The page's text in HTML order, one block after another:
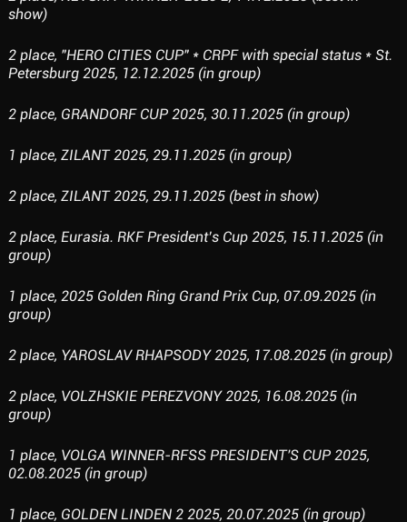
show)
2 place, "HERO CITIES CUP" * CRPF with special status * St.
Petersburg 2025, 12.12.2025 (in group)
2 place, GRANDORF CUP 2025, 30.11.2025 (in group)
1 place, ZILANT 2025, 29.11.2025 (in group)
2 place, ZILANT 2025, 29.11.2025 (best in show)
2 place, Eurasia. RKF President’s Cup 2025, 15.11.2025 (in
group)
1 place, 2025 Golden Ring Grand Prix Cup, 07.09.2025 (in
group)
2 place, YAROSLAV RHAPSODY 2025, 17.08.2025 (in group)
2 place, VOLZHSKIE PEREZVONY 2025, 16.08.2025 (in
group)
1 place, VOLGA WINNER-RFSS PRESIDENT'S CUP 2025,
02.08.2025 (in group)
1 place, GOLDEN LINDEN 2 2025, 20.07.2025 (in group)